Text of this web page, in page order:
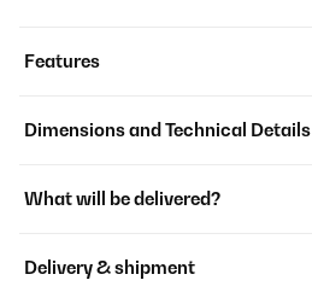
Features
Dimensions and Technical Details
What will be delivered?
Delivery & shipment